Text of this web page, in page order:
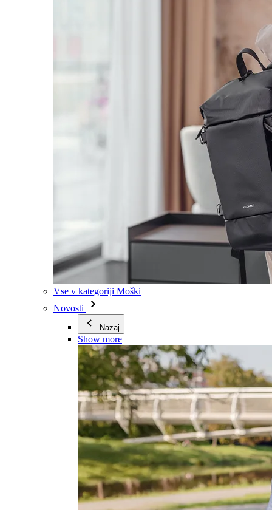
Vse v kategoriji Moški
Novosti
Nazaj
Show more